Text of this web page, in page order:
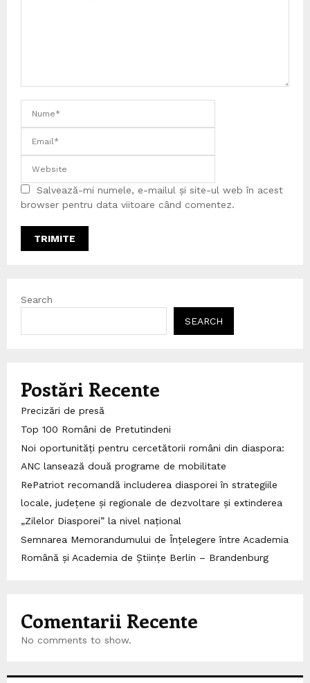
Salvează-mi numele, e-mailul și site-ul web în acest
browser pentru data viitoare când comentez.
Search
SEARCH
Postări Recente
Precizări de presă
Top 100 Români de Pretutindeni
Noi oportunități pentru cercetătorii români din diaspora:
ANC lansează două programe de mobilitate
RePatriot recomandă includerea diasporei în strategiile
locale, județene și regionale de dezvoltare și extinderea
„Zilelor Diasporei” la nivel național
Semnarea Memorandumului de Înțelegere între Academia
Română și Academia de Științe Berlin – Brandenburg
Comentarii Recente
No comments to show.